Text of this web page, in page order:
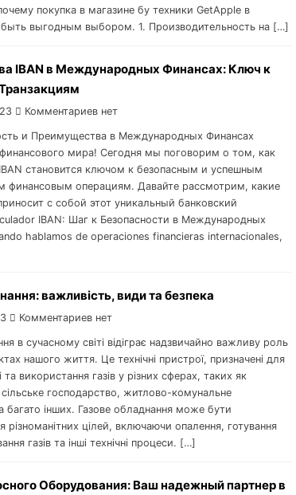
покупка в магазине бу техники GetApple в
выгодным выбором. 1. Производительность на […]
IBAN в Международных Финансах: Ключ к
Комментариев нет
и Преимущества в Международных Финансах
мира! Сегодня мы поговорим о том, как
становится ключом к безопасным и успешным
финансовым операциям. Давайте рассмотрим, какие
с собой этот уникальный банковский
IBAN: Шаг к Безопасности в Международных
hablamos de operaciones financieras internacionales,
важливість, види та безпека
Комментариев нет
в сучасному світі відіграє надзвичайно важливу роль
нашого життя. Це технічні пристрої, призначені для
використання газів у різних сферах, таких як
господарство, житлово-комунальне
багато інших. Газове обладнання може бути
різноманітних цілей, включаючи опалення, готування
газів та інші технічні процеси. […]
Оборудования: Ваш надежный партнер в